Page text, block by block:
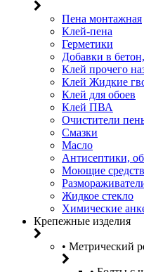
Пена монтажная
Клей-пена
Герметики
Добавки в
Клей прочего
Клей Жидкие
Клей для обоев
Клей ПВА
Очистители
Смазки
Масло
Антисептики,
Моющие
Жидкое стекло
Химические
Крепежные изделия
• Метрический